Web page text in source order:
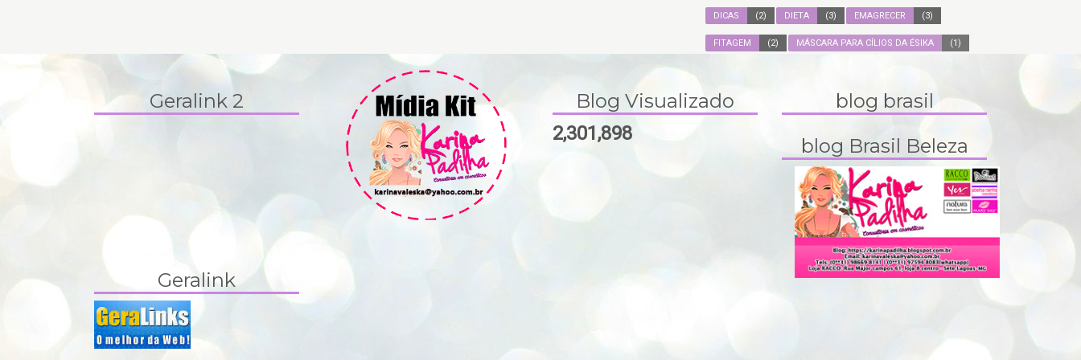
DICAS (2) DIETA (3) EMAGRECER (3)
FITAGEM (2) MÁSCARA PARA CÍLIOS DA ÉSIKA (1)
Geralink 2
Geralink
Blog Visualizado
2,301,898
blog brasil
blog Brasil Beleza